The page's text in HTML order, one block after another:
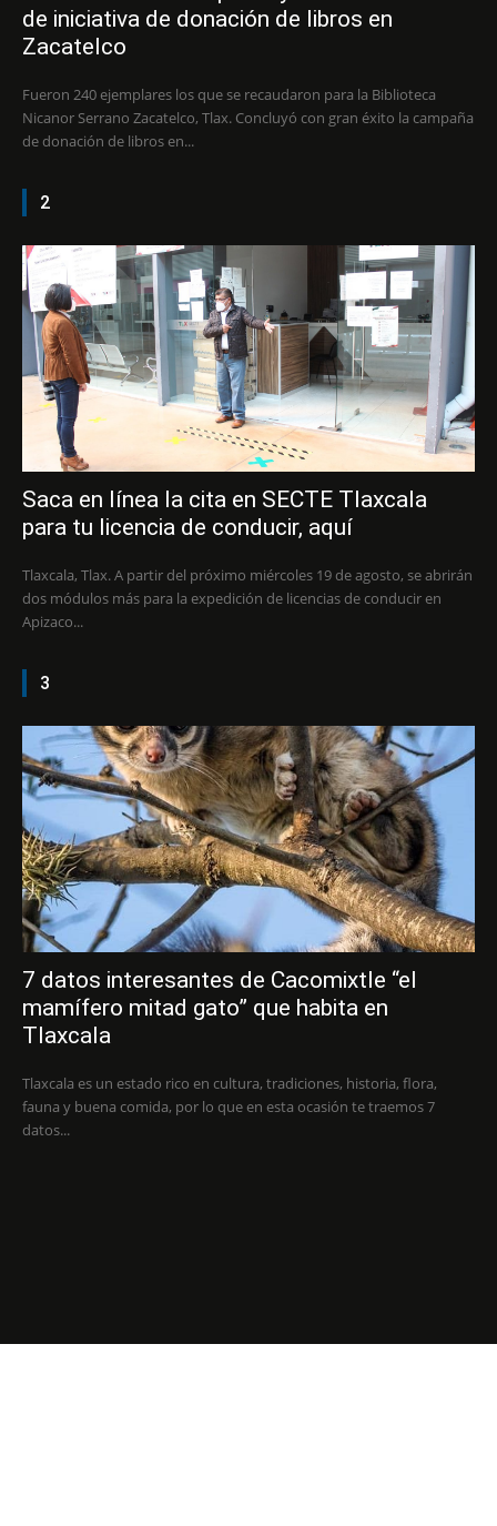
de iniciativa de donación de libros en
Zacatelco
Fueron 240 ejemplares los que se recaudaron para la Biblioteca
Nicanor Serrano Zacatelco, Tlax. Concluyó con gran éxito la campaña
de donación de libros en...
2
Saca en línea la cita en SECTE Tlaxcala
para tu licencia de conducir, aquí
Tlaxcala, Tlax. A partir del próximo miércoles 19 de agosto, se abrirán
dos módulos más para la expedición de licencias de conducir en
Apizaco...
3
7 datos interesantes de Cacomixtle “el
mamífero mitad gato” que habita en
Tlaxcala
Tlaxcala es un estado rico en cultura, tradiciones, historia, flora,
fauna y buena comida, por lo que en esta ocasión te traemos 7
datos...